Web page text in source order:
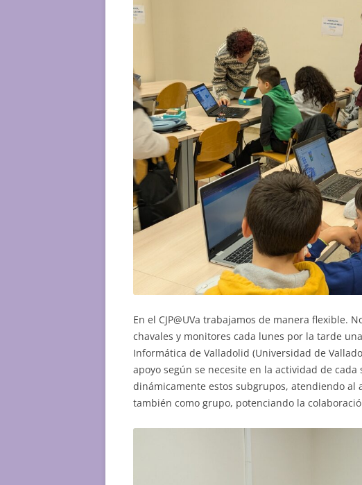
En el CJP@UVa trabajamos de manera flexible.
chavales y monitores cada lunes por la tarde
Informática de Valladolid (Universidad de
apoyo según se necesite en la actividad de
dinámicamente estos subgrupos, atendiendo
también como grupo, potenciando la